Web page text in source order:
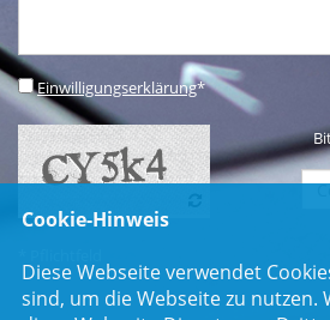
Einwilligungserklärung*
Cookie-Hinweis
Diese Webseite verwendet
sind, um die Webseite zu nutzen.